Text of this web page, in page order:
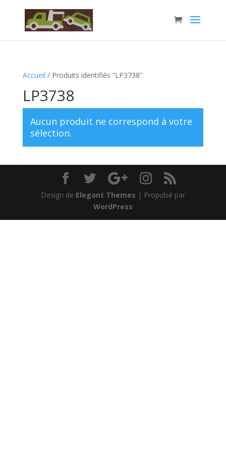
Accueil / Produits identifiés “LP3738”
LP3738
Aucun produit ne correspond à votre
sélection.
Design de Elegant Themes | Propulsé par
WordPress